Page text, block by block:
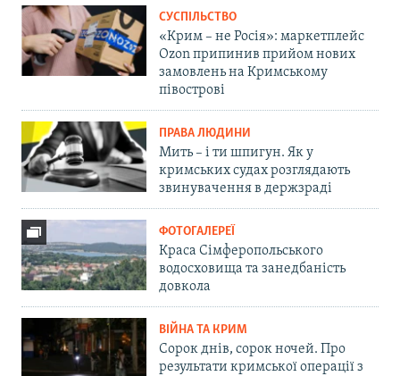
СУСПІЛЬСТВО
«Крим – не Росія»: маркетплейс
Ozon припинив прийом нових
замовлень на Кримському
півострові
ПРАВА ЛЮДИНИ
Мить – і ти шпигун. Як у
кримських судах розглядають
звинувачення в держзраді
ФОТОГАЛЕРЕЇ
Краса Сімферопольського
водосховища та занедбаність
довкола
ВІЙНА ТА КРИМ
Сорок днів, сорок ночей. Про
результати кримської операції з